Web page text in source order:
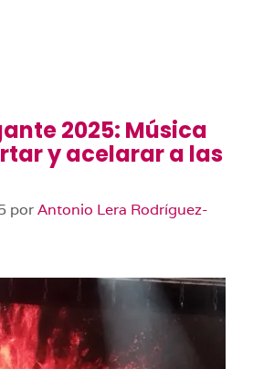
2025: Música
y acelarar a las
porAntonio Lera Rodríguez-